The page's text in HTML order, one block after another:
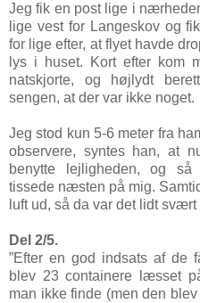
Jeg fik en post lige i
lige vest for Langeskov og
for lige efter, at flyet havde
lys i huset. Kort efter kom
natskjorte, og højlydt
sengen, at der var ikke noget.
Jeg stod kun 5-6 meter fra
observere, syntes han, at
benytte lejligheden, og
tissede næsten på mig.
luft ud, så da var det lidt
Del 2/5.
”Efter en god indsats af de
blev 23 containere læsset
man ikke finde (men den